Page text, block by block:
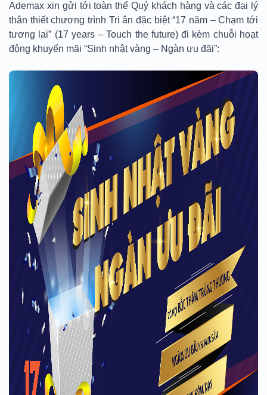
Ademax xin gửi tới toàn thể Quý khách hàng và các đại lý
thân thiết chương trình Tri ân đặc biệt “17 năm – Chạm tới
tương lai” (17 years – Touch the future) đi kèm chuỗi hoạt
động khuyến mãi “Sinh nhật vàng – Ngàn ưu đãi”: